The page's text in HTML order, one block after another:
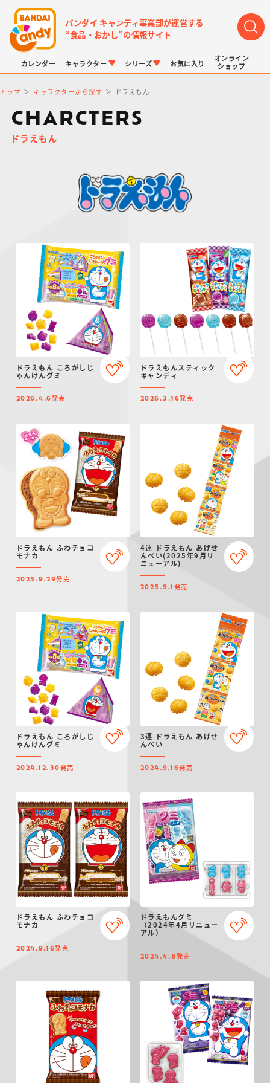
バンダイ キャンディ事業部が運営する
“食品・おかし”の情報サイト
カレンダー キャラクター
仮面ライダーシリー
ズ
PROJECT R.E.D.・
ガンダムシリーズ
ポケットモンスター
アンパンマン
サンリオキャラクタ
たまご
シリーズ
キャラパキ
つりグミ
にふぉるめーしょん
＆スクエアシール
SMPシリーズ
ポケモンスケールワ
ールド
キャラデコ
お気に入り
オンライン
ショップ
トップ キャラクターから探す ドラえもん
CHARCTERS
ドラえもん
ドラえもん ころがしじ
ゃんけんグミ
2026.4.6発売
ドラえもんスティック
キャンディ
2026.3.16発売
ドラえもん ふわチョコ
モナカ
2025.9.29発売
4連 ドラえもん あげせ
んべい(2025年9月リ
ニューアル)
2025.9.1 発売
ドラえもん ころがしじ
ゃんけんグミ
2024.12.30発売
3連 ドラえもん あげせ
んべい
2024.9.16発売
ドラえもん ふわチョコ
モナカ
2024.9.16発売
ドラえもんグミ
（2024年4月リニュー
アル）
2024.4.8発売